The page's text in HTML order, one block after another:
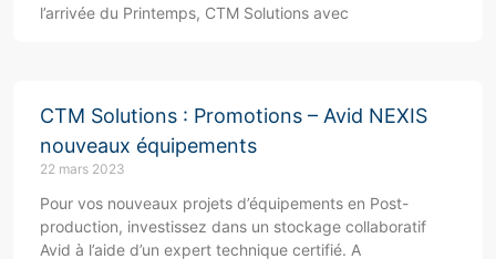
l’arrivée du Printemps, CTM Solutions avec
CTM Solutions : Promotions – Avid NEXIS
nouveaux équipements
22 mars 2023
Pour vos nouveaux projets d’équipements en Post-
production, investissez dans un stockage collaboratif
Avid à l’aide d’un expert technique certifié. A